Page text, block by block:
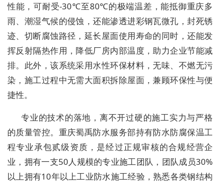
性能，可耐受-30℃至80℃的极端温差，能抵御重庆多
雨、潮湿气候的侵蚀，还能渗透进彩钢瓦微孔，封死锈
迹、切断腐蚀路径，延长屋面使用寿命的同时，还能发
挥反射隔热作用，降低厂房内部温度，助力企业节能减
排。此外，该系统采用水性环保材料，无味、不燃无污
染，施工过程中无需大面积拆除屋面，兼顾环保性与便
捷性。
专业的技术的落地，离不开过硬的施工实力与严格
的质量管控。重庆蜀禹防水服务部持有防水防腐保温工
程专业承包贰级资质，是经过正规审核的合规经营企
业，拥有一支50人规模的专业施工团队，团队成员30%
以上拥有10年以上工业防水施工经验，熟悉各类钢结构